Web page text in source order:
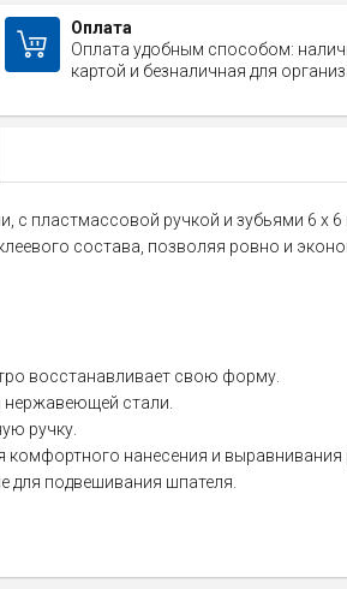
Оплата
Оплата удобным способом:
картой и безналичная для
с пластмассовой ручкой и зубьями 6
состава, позволяя ровно и
восстанавливает свою форму.
стали.
ручку.
нанесения и выравнивания
для подвешивания шпателя.